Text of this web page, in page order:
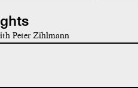
Peter Zihlmann